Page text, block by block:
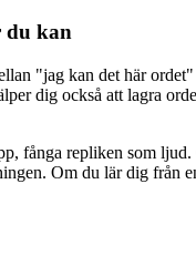
kan
"jag kan det här
dig också att lagra
fånga repliken som
Om du lär dig från